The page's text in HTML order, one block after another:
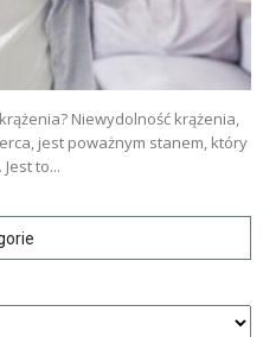
Niewydolność krążenia,
jest poważnym stanem, który
to...